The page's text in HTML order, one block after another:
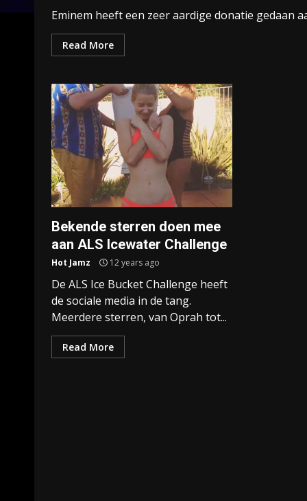
Eminem heeft een zeer aardige donatie gedaan
Read More
Bekende sterren doen mee
aan ALS Icewater Challenge
Hot Jamz 12 years ago
De ALS Ice Bucket Challenge heeft
de sociale media in de tang.
Meerdere sterren, van Oprah tot...
Read More